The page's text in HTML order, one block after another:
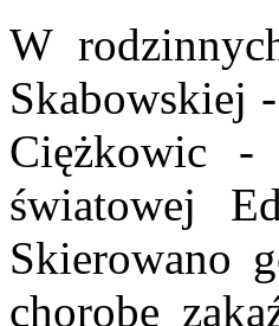
W
Skabowskiej
Ciężkowic -
światowej
Skierowano
chorobę